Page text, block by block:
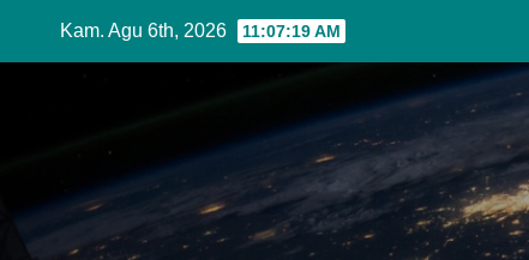
Kam. Agu 6th, 2026 11:07:21 AM